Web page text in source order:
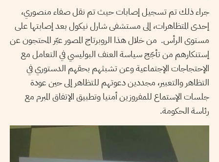
جراء ذلك تم تسجيل إصابات حيث تم نقل صفاء منصوري،
إحدى المتظاهرات، إلى مستشفى شارل نيكول بعد إصابتها على
مستوى الرأس. من خلال هذا الروبرتاج المصور عبّر المحتجون عن
إستنكارهم من تأجّج سياسة العنف البوليسي في التعامل مع
الإحتجاجات الإجتماعية وعن تشبثهم بحقهم الدستوري في
التظاهر والتعبير، مجددين دعوتهم للتظاهر إلى حين عودة
جلسات الإستماع للمفروزين أمنيا وتطبيق الإتفاق المبرم مع
رئاسة الحكومة.